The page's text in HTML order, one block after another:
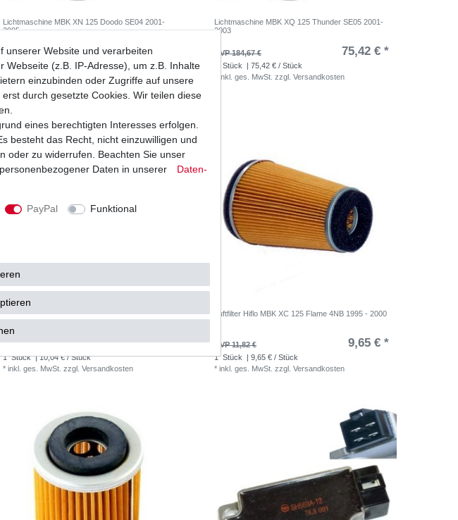
Lichtmaschine MBK XN 125 Doodo SE04 2001-
2005
UVP 184,67 € 75,42 € *
1 Stück | 75,42 € / Stück
inkl. ges. MwSt. zzgl. Versandkosten
Lichtmaschine MBK XQ 125 Thunder SE05 2001-
2003
UVP 184,67 € 75,42 € *
Stück
| 75,42 € / Stück
inkl. ges. MwSt. zzgl.Versandkosten
Luftfilter Athena Benelli, Italjet, Malaguti, MBK
UVP 12,30 € 10,04 € *
1 Stück | 10,04 € / Stück
*inkl. ges. MwSt. zzgl.Versandkosten
Luftfilter Hiflo MBK XC 125 Flame 4NB 1995 - 2000
UVP 11,82 € 9,65 € *
1 Stück
| 9,65 € / Stück
*inkl. ges. MwSt. zzgl.Versandkosten
unserer Website und verarbeiten
Webseite (z.B. IP-Adresse), um z.B. Inhalte
einzubinden oder Zugriffe auf unsere
durch gesetzte Cookies. Wir teilen diese
eines berechtigten Interesses erfolgen.
besteht das Recht, nicht einzuwilligen und
oder zu widerrufen. Beachten Sie unser
Daten in unserer
Daten­
PayPal
Funktional